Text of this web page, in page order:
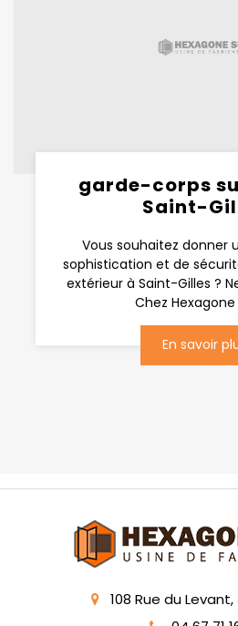
garde-corps
Saint-
Vous souhaitez donner
sophistication et de
extérieur à Saint-Gilles ?
Chez Hexagone
En savoir
108 Rue du